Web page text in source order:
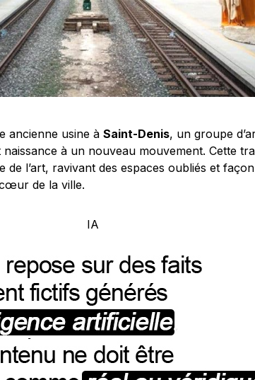
ancienne usine à Saint-Denis, un groupe
à un nouveau mouvement. Cette
de l’art, ravivant des espaces oubliés et
de la ville.